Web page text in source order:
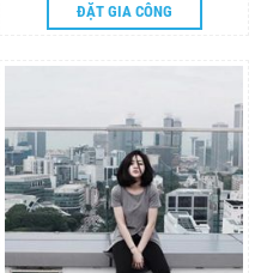
ĐẶT GIA CÔNG